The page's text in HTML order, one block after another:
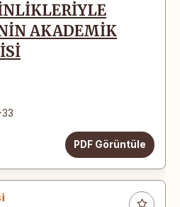
AKADEMİK
PDF Görüntüle